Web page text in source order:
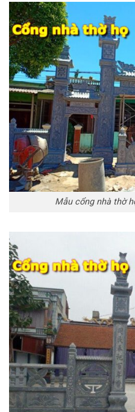
Mẫu cổng nhà thờ